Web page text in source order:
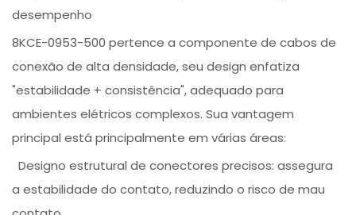
desempenho
8KCE-0953-500 pertence a componente de cabos de
conexão de alta densidade, seu design enfatiza
"estabilidade + consistência", adequado para
ambientes elétricos complexos. Sua vantagem
principal está principalmente em várias áreas:
Designo estrutural de conectores precisos: assegura
a estabilidade do contato, reduzindo o risco de mau